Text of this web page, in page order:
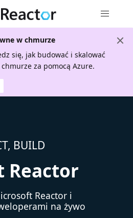
w chmurze
się, jak budować i skalować
za pomocą Azure.
BUILD
Reactor
Reactor i
na żywo